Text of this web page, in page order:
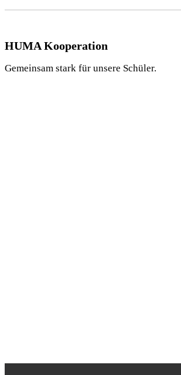
HUMA Kooperation
Gemeinsam stark für unsere Schüler.